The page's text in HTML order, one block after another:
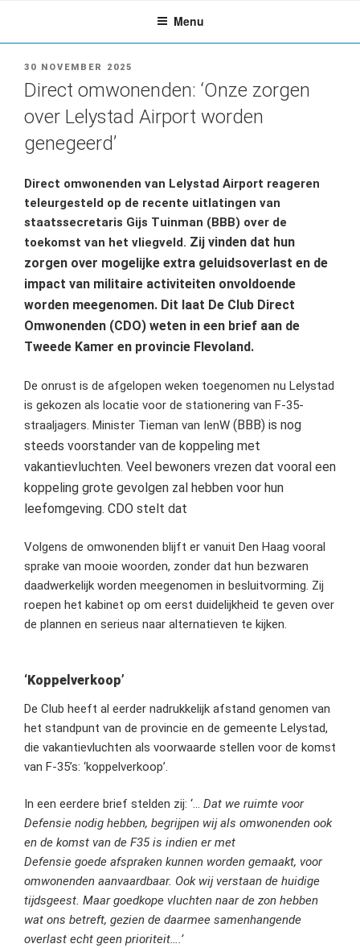
de
inhoud
Menu
GEPLAATST
OP
30 NOVEMBER 2025
Direct omwonenden: ‘Onze zorgen
over Lelystad Airport worden
genegeerd’
Direct omwonenden van Lelystad Airport reageren
teleurgesteld op de recente uitlatingen van
staatssecretaris Gijs Tuinman (BBB) over de
toekomst van het vliegveld. Zij vinden dat hun
zorgen over mogelijke extra geluidsoverlast en de
impact van militaire activiteiten onvoldoende
worden meegenomen. Dit laat De Club Direct
Omwonenden (CDO) weten in een brief aan de
Tweede Kamer en provincie Flevoland.
De onrust is de afgelopen weken toegenomen nu Lelystad
is gekozen als locatie voor de stationering van F-35-
straaljagers. Minister Tieman van IenW (BBB) is nog
steeds voorstander van de koppeling met
vakantievluchten. Veel bewoners vrezen dat vooral een
koppeling grote gevolgen zal hebben voor hun
leefomgeving. CDO stelt dat
Volgens de omwonenden blijft er vanuit Den Haag vooral
sprake van mooie woorden, zonder dat hun bezwaren
daadwerkelijk worden meegenomen in besluitvorming. Zij
roepen het kabinet op om eerst duidelijkheid te geven over
de plannen en serieus naar alternatieven te kijken.
‘Koppelverkoop’
De Club heeft al eerder nadrukkelijk afstand genomen van
het standpunt van de provincie en de gemeente Lelystad,
die vakantievluchten als voorwaarde stellen voor de komst
van F-35’s: ‘koppelverkoop’.
In een eerdere brief stelden zij: ‘… Dat we ruimte voor
Defensie nodig hebben, begrijpen wij als omwonenden ook
en de komst van de F35 is indien er met
Defensie goede afspraken kunnen worden gemaakt, voor
omwonenden aanvaardbaar. Ook wij verstaan de huidige
tijdsgeest. Maar goedkope vluchten naar de zon hebben
wat ons betreft, gezien de daarmee samenhangende
overlast echt geen prioriteit….’